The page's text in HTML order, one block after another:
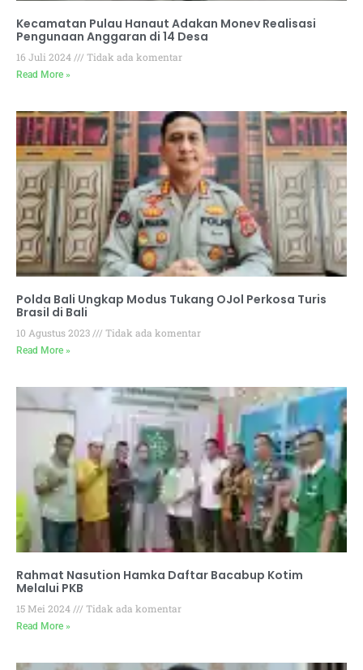
Kecamatan Pulau Hanaut Adakan Monev Realisasi
Pengunaan Anggaran di 14 Desa
16 Juli 2024 Tidak ada komentar
Read More »
Polda Bali Ungkap Modus Tukang OJol Perkosa Turis
Brasil di Bali
10 Agustus 2023 Tidak ada komentar
Read More »
Rahmat Nasution Hamka Daftar Bacabup Kotim
Melalui PKB
15 Mei 2024 Tidak ada komentar
Read More »